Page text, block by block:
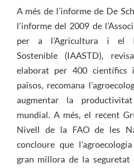
A més de l’informe de De
l’informe del 2009 de
per a l’Agricultura i el
Sostenible (IAASTD),
elaborat per 400 científics
països, recomana
augmentar la
mundial. A més, el recent
Nivell de la FAO de les
concloure que
gran millora de la